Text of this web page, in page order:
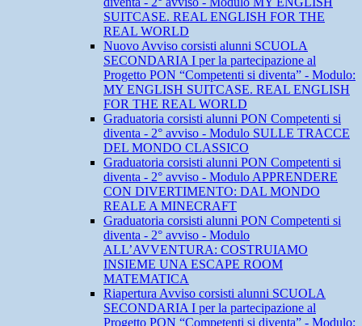
SUITCASE. REAL ENGLISH FOR THE
REAL WORLD
Nuovo Avviso corsisti alunni SCUOLA
SECONDARIA I per la partecipazione al
Progetto PON “Competenti si diventa” - Modulo:
MY ENGLISH SUITCASE. REAL ENGLISH
FOR THE REAL WORLD
Graduatoria corsisti alunni PON Competenti si
diventa - 2° avviso - Modulo SULLE TRACCE
DEL MONDO CLASSICO
Graduatoria corsisti alunni PON Competenti si
diventa - 2° avviso - Modulo APPRENDERE
CON DIVERTIMENTO: DAL MONDO
REALE A MINECRAFT
Graduatoria corsisti alunni PON Competenti si
diventa - 2° avviso - Modulo
ALL’AVVENTURA: COSTRUIAMO
INSIEME UNA ESCAPE ROOM
MATEMATICA
Riapertura Avviso corsisti alunni SCUOLA
SECONDARIA I per la partecipazione al
Progetto PON “Competenti si diventa” - Modulo: